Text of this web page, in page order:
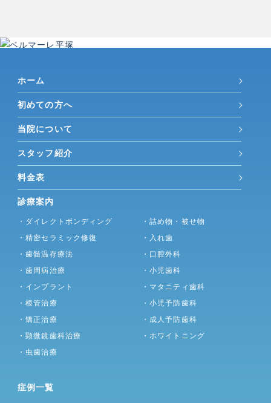
ホーム
初めての方へ
当院について
スタッフ紹介
料金表
診療案内
・ダイレクトボンディング
・精密セラミック修復
・歯髄温存療法
・歯周病治療
・インプラント
・根管治療
・矯正治療
・顕微鏡歯科治療
・虫歯治療
・詰め物・被せ物
・入れ歯
・口腔外科
・小児歯科
・マタニティ歯科
・小児予防歯科
・成人予防歯科
・ホワイトニング
症例一覧